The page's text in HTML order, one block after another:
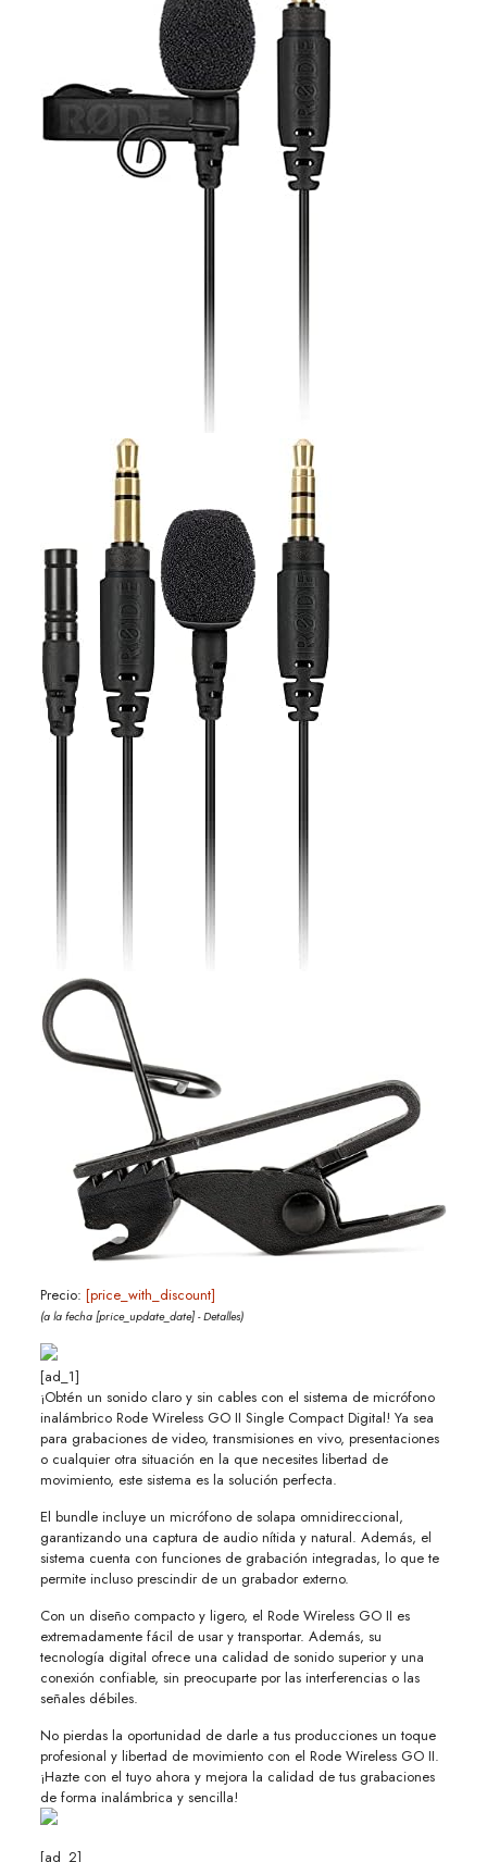
Precio: [price_with_discount]
(a la fecha [price_update_date] -Detalles)
[ad_1]
¡Obtén un sonido claro y sin cables con el sistema de micrófono
inalámbrico Rode Wireless GO II Single Compact Digital! Ya sea
para grabaciones de video, transmisiones en vivo, presentaciones
o cualquier otra situación en la que necesites libertad de
movimiento, este sistema es la solución perfecta.
El bundle incluye un micrófono de solapa omnidireccional,
garantizando una captura de audio nítida y natural. Además, el
sistema cuenta con funciones de grabación integradas, lo que te
permite incluso prescindir de un grabador externo.
Con un diseño compacto y ligero, el Rode Wireless GO II es
extremadamente fácil de usar y transportar. Además, su
tecnología digital ofrece una calidad de sonido superior y una
conexión confiable, sin preocuparte por las interferencias o las
señales débiles.
No pierdas la oportunidad de darle a tus producciones un toque
profesional y libertad de movimiento con el Rode Wireless GO II.
¡Hazte con el tuyo ahora y mejora la calidad de tus grabaciones
de forma inalámbrica y sencilla!
[ad_2]